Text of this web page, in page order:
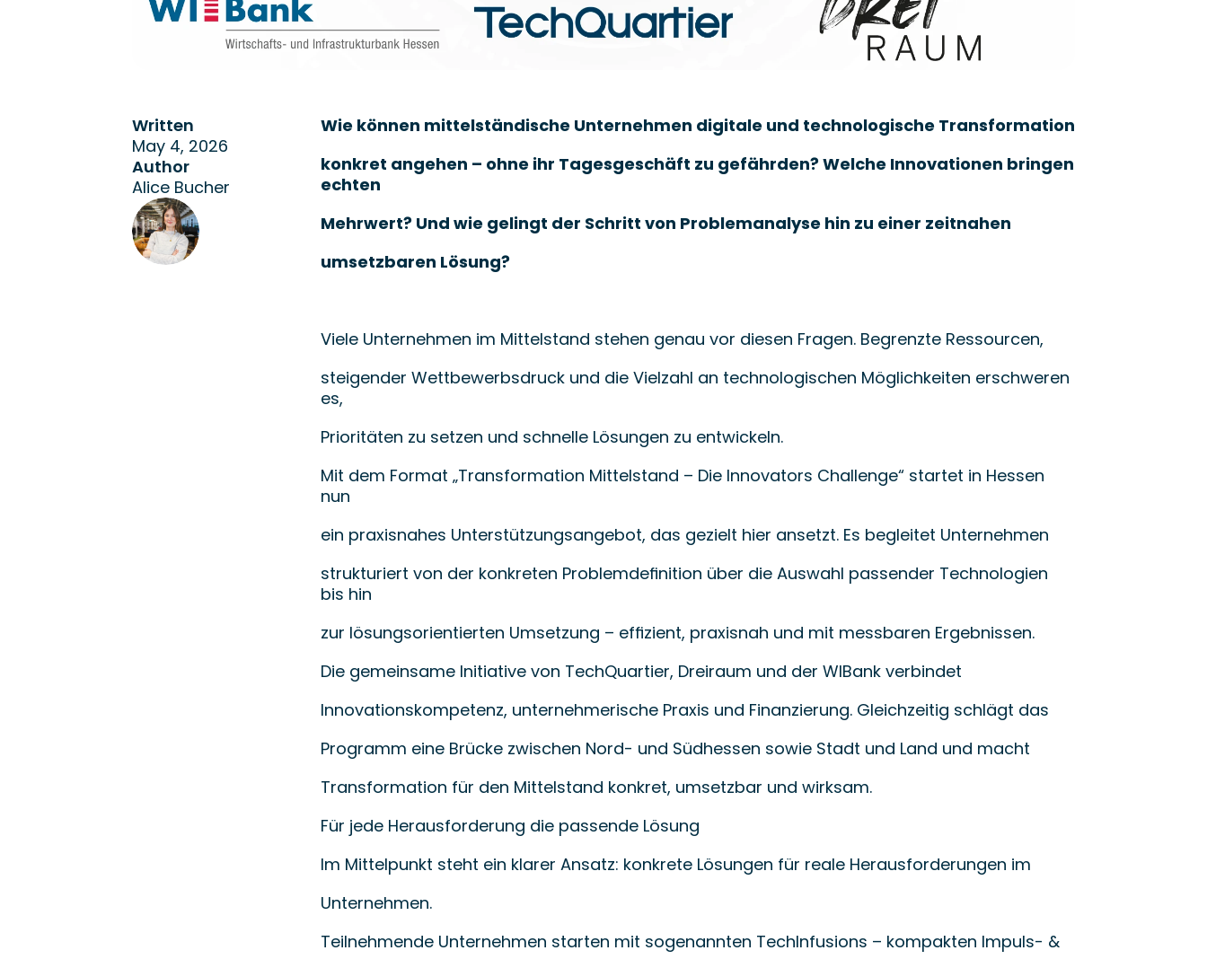
Written
May 4, 2026
Author
Alice Bucher
Wie können mittelständische Unternehmen digitale und technologische Transformation
konkret angehen – ohne ihr Tagesgeschäft zu gefährden? Welche Innovationen bringen
echten
Mehrwert? Und wie gelingt der Schritt von Problemanalyse hin zu einer zeitnahen
umsetzbaren Lösung?
Viele Unternehmen im Mittelstand stehen genau vor diesen Fragen. Begrenzte Ressourcen,
steigender Wettbewerbsdruck und die Vielzahl an technologischen Möglichkeiten erschweren
es,
Prioritäten zu setzen und schnelle Lösungen zu entwickeln.
Mit dem Format „Transformation Mittelstand – Die Innovators Challenge“ startet in Hessen
nun
ein praxisnahes Unterstützungsangebot, das gezielt hier ansetzt. Es begleitet Unternehmen
strukturiert von der konkreten Problemdefinition über die Auswahl passender Technologien
bis hin
zur lösungsorientierten Umsetzung – effizient, praxisnah und mit messbaren Ergebnissen.
Die gemeinsame Initiative von TechQuartier, Dreiraum und der WIBank verbindet
Innovationskompetenz, unternehmerische Praxis und Finanzierung. Gleichzeitig schlägt das
Programm eine Brücke zwischen Nord- und Südhessen sowie Stadt und Land und macht
Transformation für den Mittelstand konkret, umsetzbar und wirksam.
Für jede Herausforderung die passende Lösung
Im Mittelpunkt steht ein klarer Ansatz: konkrete Lösungen für reale Herausforderungen im
Unternehmen.
Teilnehmende Unternehmen starten mit sogenannten TechInfusions – kompakten Impuls- &